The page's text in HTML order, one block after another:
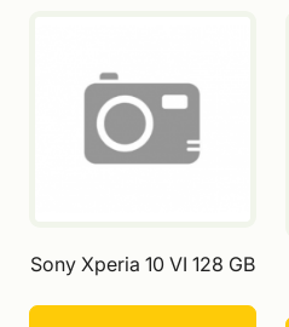
Sony Xperia 10 VI 128 GB